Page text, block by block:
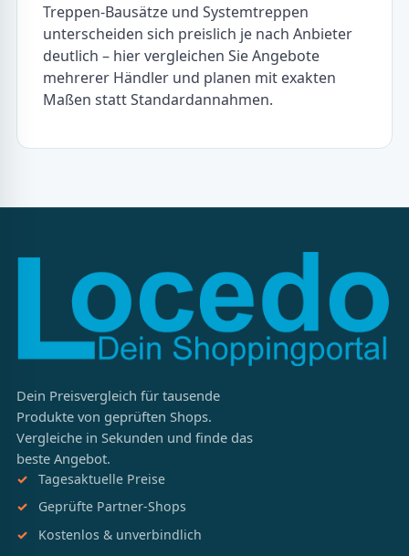
Treppen-Bausätze und Systemtreppen
unterscheiden sich preislich je nach Anbieter
deutlich – hier vergleichen Sie Angebote
mehrerer Händler und planen mit exakten
Maßen statt Standardannahmen.
Dein Preisvergleich für tausende
Produkte von geprüften Shops.
Vergleiche in Sekunden und finde das
beste Angebot.
Tagesaktuelle Preise
Geprüfte Partner-Shops
Kostenlos & unverbindlich